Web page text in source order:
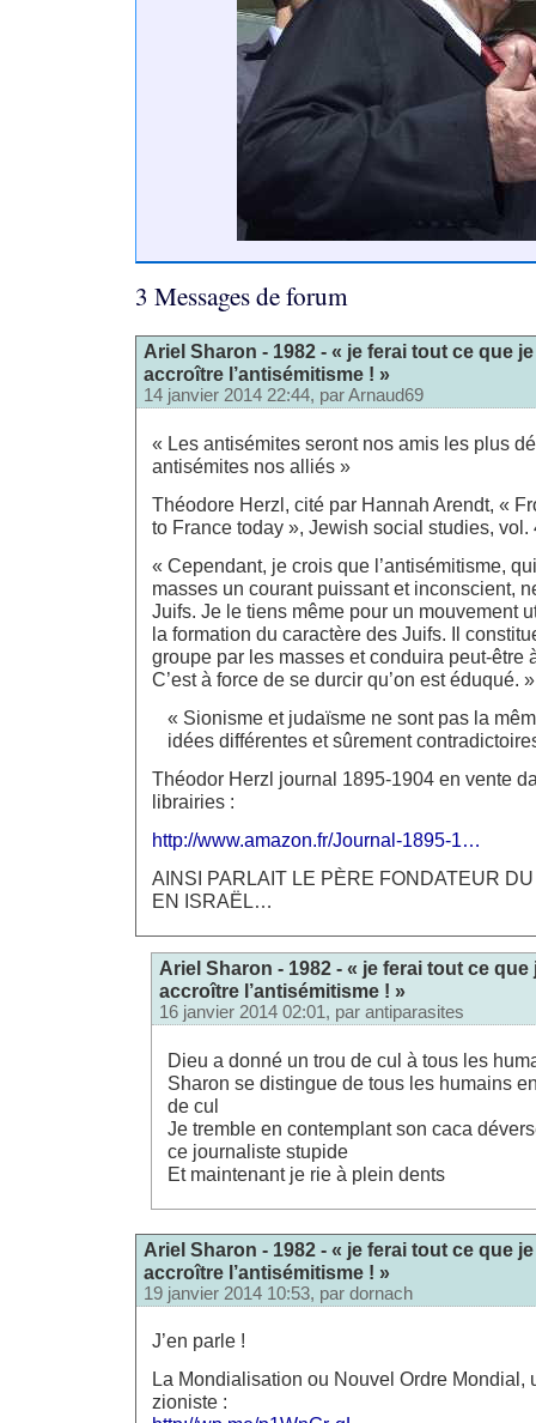
3 Messages de forum
Ariel Sharon - 1982 - « je ferai tout ce que
accroître l’antisémitisme ! »
14 janvier 2014 22:44, parArnaud69
« Les antisémites seront nos amis les plus
antisémites nos alliés »
Théodore Herzl, cité par Hannah Arendt, «
to France today », Jewish social studies, vol.
« Cependant, je crois que l’antisémitisme,
masses un courant puissant et inconscient,
Juifs. Je le tiens même pour un mouvement
la formation du caractère des Juifs. Il
groupe par les masses et conduira peut-être
C’est à force de se durcir qu’on est éduqué. »
« Sionisme et judaïsme ne sont pas la
idées différentes et sûrement
Théodor Herzl journal 1895-1904 en vente
librairies :
http://www.amazon.fr/Journal-1895-1…
AINSI PARLAIT LE PÈRE FONDATEUR
EN ISRAËL…
Ariel Sharon - 1982 - « je ferai tout ce
accroître l’antisémitisme ! »
16 janvier 2014 02:01, par antiparasites
Dieu a donné un trou de cul à tous les
Sharon se distingue de tous les humains
de cul
Je tremble en contemplant son caca
ce journaliste stupide
Et maintenant je rie à plein dents
Ariel Sharon - 1982 - « je ferai tout ce que
accroître l’antisémitisme ! »
19 janvier 2014 10:53, par dornach
J’en parle !
La Mondialisation ou Nouvel Ordre Mondial,
zioniste :